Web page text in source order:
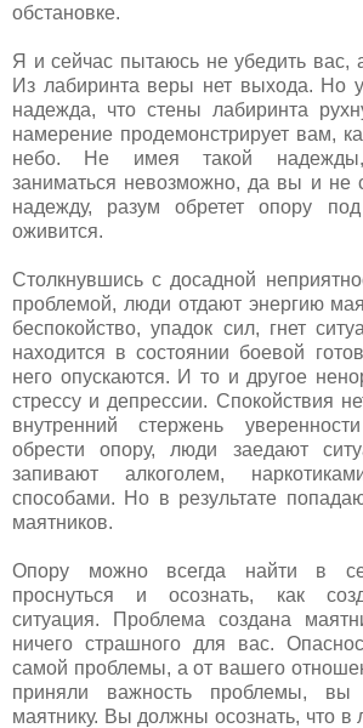
обстановке.
Я и сейчас пытаюсь не убедить вас,
Из лабиринта веры нет выхода. Но
надежда, что стены лабиринта
намерение продемонстрирует вам,
небо. Не имея такой надежды,
заниматься невозможно, да вы и не
надежду, разум обретет опору
оживится.
Столкнувшись с досадной
проблемой, люди отдают энергию
беспокойство, упадок сил, гнет
находится в состоянии боевой
него опускаются. И то и другое
стрессу и депрессии. Спокойствия
внутренний стержень
обрести опору, люди заедают
запивают алкоголем,
способами. Но в результате
маятников.
Опору можно всегда найти в
проснуться и осознать, как
ситуация. Проблема создана
ничего страшного для вас.
самой проблемы, а от вашего
приняли важность проблемы, вы
маятнику. Вы должны осознать, что